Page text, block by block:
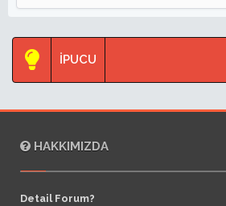
İPUCU
HAKKIMIZDA
Detail Forum?